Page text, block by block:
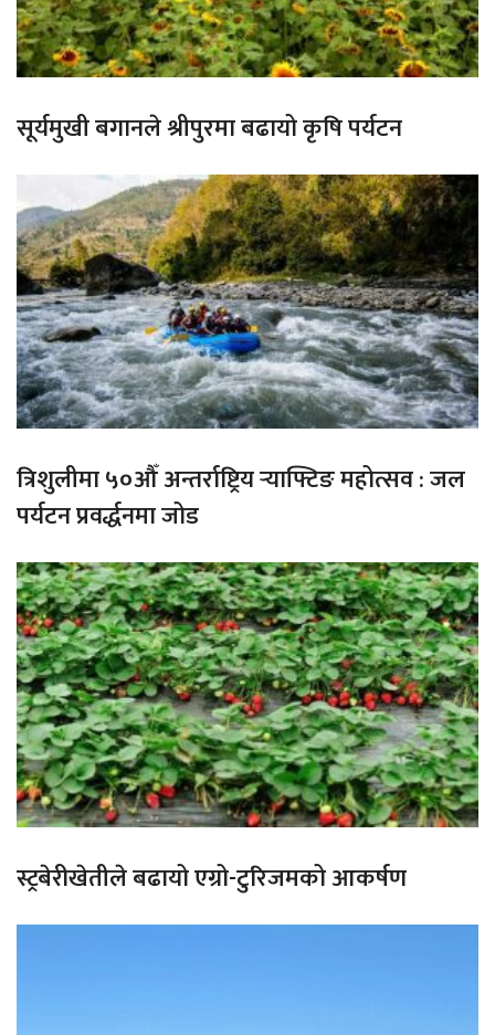
सूर्यमुखी बगानले श्रीपुरमा बढायो कृषि पर्यटन
त्रिशुलीमा ५०औँ अन्तर्राष्ट्रिय र्‍याफ्टिङ महोत्सव : जल
पर्यटन प्रवर्द्धनमा जोड
स्ट्रबेरीखेतीले बढायो एग्रो-टुरिजमको आकर्षण